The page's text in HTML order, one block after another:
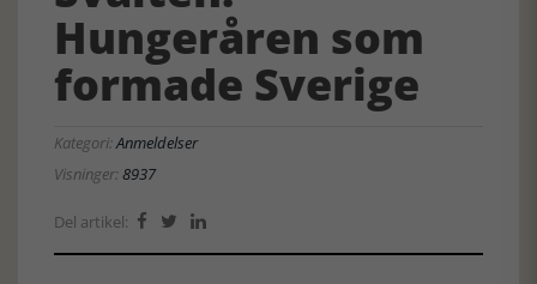
Hungeråren som
formade Sverige
Kategori:Anmeldelser
Visninger:8937
Del artikel:   